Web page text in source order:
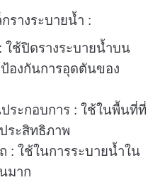
รางระบายน้ำ :
ใช้ปิดรางระบายน้ำบน
องกันการอุดตันของ
ระกอบการ : ใช้ในพื้นที่ที่
ระสิทธิภาพ
: ใช้ในการระบายน้ำใน
มาก